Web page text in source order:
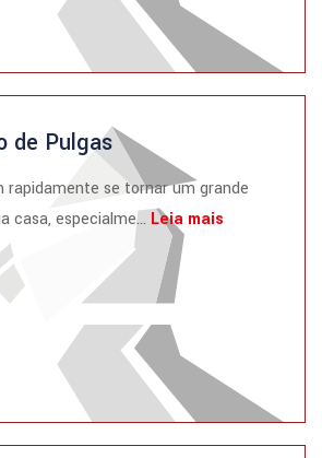
de Pulgas
rapidamente se tornar um grande
casa, especialme... Leia mais